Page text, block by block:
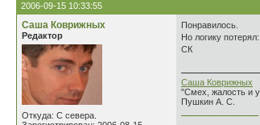
2006-09-15 10:33:55
Саша Коврижных
Редактор
Откуда: С севера.
Понравилось.
Но логику
СК
Саша Коврижных
"Смех, жалость и
Пушкин А. С.